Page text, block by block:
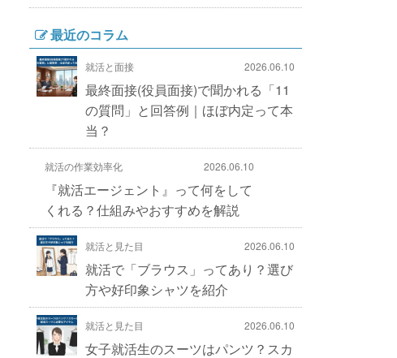
最近のコラム
就活と面接 2026.06.10
最終面接(役員面接)で聞かれる「11
の質問」と回答例｜ほぼ内定って本
当？
就活の作業効率化 2026.06.10
『就活エージェント』って何をして
くれる？仕組みやおすすめを解説
就活と見た目 2026.06.10
就活で「ブラウス」ってあり？選び
方や好印象シャツを紹介
就活と見た目 2026.06.10
女子就活生のスーツはパンツ？スカ